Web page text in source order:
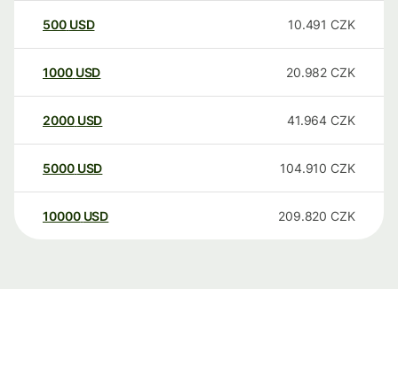
500 USD 10.491 CZK
1000 USD 20.982 CZK
2000 USD 41.964 CZK
5000 USD 104.910 CZK
10000 USD 209.820 CZK